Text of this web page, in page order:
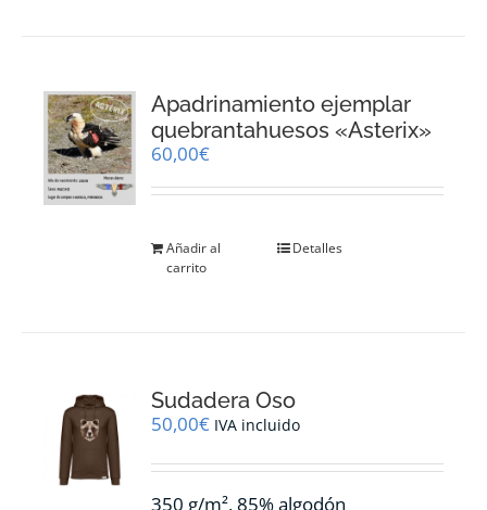
Apadrinamiento ejemplar
quebrantahuesos «Asterix»
60,00€
Añadir al
carrito
Detalles
Sudadera Oso
50,00€ IVA incluido
350 g/m², 85% algodón